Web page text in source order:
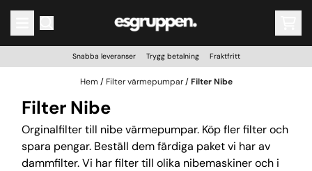
Hoppa till innehåll
Snabba leveranser Trygg betalning Fraktfritt
Hem / Filter värmepumpar/Filter Nibe
Filter Nibe
Orginalfilter till nibe värmepumpar. Köp fler filter och
spara pengar. Beställ dem färdiga paket vi har av
dammfilter. Vi har filter till olika nibemaskiner och i